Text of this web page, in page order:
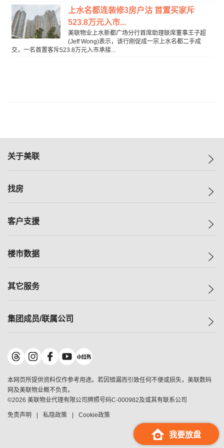
上水名都连装修3房户沽 首置买家斥
523.8万元入市...
美联物业上水新都广场分行首席助理联席董事王子超
(Jeff Wong)表示，该行刚促成一宗上水名都二手成
交，一名首置客斥523.8万元入市承接...
我要放盘
关于美联
美联集团
人才招募
找房
一手新房
减价
美联豪宅
独家楼盘
租房
客户支援
自助放盘
查询热线
按揭计算机
负担能力计算机
转按计算机
缴款方式
楼市数据
指数
历史成交
小区成交排行榜
地区百科
其它服务
小区专页
美联精英会
美善会
地产经纪人管理协会
申报已递交的购楼开盘
集团成员/联属公司
美联物业
鋑联控股*
美联工商铺*
美联中国
美联澳门
美联金融集团
本网页所提供资料仅作参考用途。若因错漏而引致任何不便或损失，美联数码
网及美联物业概不负责。
©2026 美联物业代理有限公司牌照号码C-000982及或其有联系公司
免责声明 私隐政策 Cookie政策